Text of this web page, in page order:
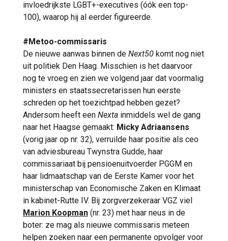
invloedrijkste LGBT+-executives (óók een top-
100), waarop hij al eerder figureerde.
#Metoo-commissaris
De nieuwe aanwas binnen de Next50 komt nog niet
uit politiek Den Haag. Misschien is het daarvoor
nog te vroeg en zien we volgend jaar dat voormalig
ministers en staatssecretarissen hun eerste
schreden op het toezichtpad hebben gezet?
Andersom heeft een Nexta inmiddels wel de gang
naar het Haagse gemaakt: Micky Adriaansens
(vorig jaar op nr. 32), verruilde haar positie als ceo
van adviesbureau Twynstra Gudde, haar
commissariaat bij pensioenuitvoerder PGGM en
haar lidmaatschap van de Eerste Kamer voor het
ministerschap van Economische Zaken en Klimaat
in kabinet-Rutte IV. Bij zorgverzekeraar VGZ viel
Marion Koopman (nr. 23) met haar neus in de
boter: ze mag als nieuwe commissaris meteen
helpen zoeken naar een permanente opvolger voor